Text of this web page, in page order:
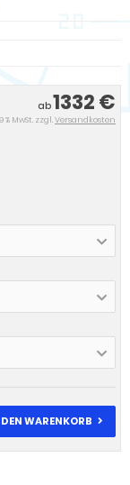
ab1332 €
% MwSt. zzgl.Versandkosten
WARENKORB